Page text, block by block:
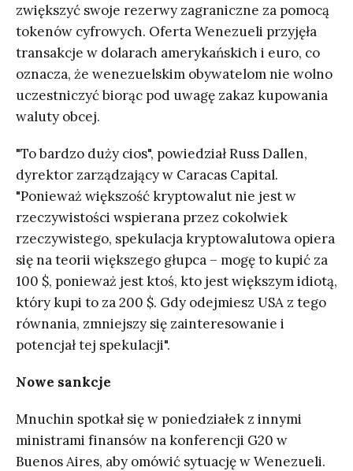
zwiększyć swoje rezerwy zagraniczne za pomocą
tokenów cyfrowych. Oferta Wenezueli przyjęła
transakcje w dolarach amerykańskich i euro, co
oznacza, że wenezuelskim obywatelom nie wolno
uczestniczyć biorąc pod uwagę zakaz kupowania
waluty obcej.
"To bardzo duży cios", powiedział Russ Dallen,
dyrektor zarządzający w Caracas Capital.
"Ponieważ większość kryptowalut nie jest w
rzeczywistości wspierana przez cokolwiek
rzeczywistego, spekulacja kryptowalutowa opiera
się na teorii większego głupca – mogę to kupić za
100 $, ponieważ jest ktoś, kto jest większym idiotą,
który kupi to za 200 $. Gdy odejmiesz USA z tego
równania, zmniejszy się zainteresowanie i
potencjał tej spekulacji".
Nowe sankcje
Mnuchin spotkał się w poniedziałek z innymi
ministrami finansów na konferencji G20 w
Buenos Aires, aby omówić sytuację w Wenezueli.